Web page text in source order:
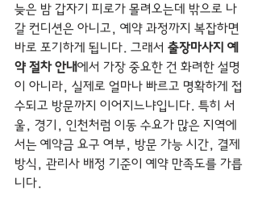
늦은 밤 갑자기 피로가 몰려오는데 밖으로 나
갈 컨디션은 아니고, 예약 과정까지 복잡하면
바로 포기하게 됩니다. 그래서 출장마사지 예
약 절차 안내에서 가장 중요한 건 화려한 설명
이 아니라, 실제로 얼마나 빠르고 명확하게 접
수되고 방문까지 이어지느냐입니다. 특히 서
울, 경기, 인천처럼 이동 수요가 많은 지역에
서는 예약금 요구 여부, 방문 가능 시간, 결제
방식, 관리사 배정 기준이 예약 만족도를 가릅
니다.